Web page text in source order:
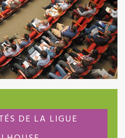
DE LA LIGUE